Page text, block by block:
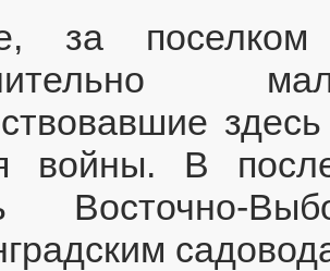
за поселком
войны. В
Восточно-